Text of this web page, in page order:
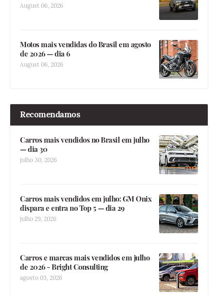
August 06, 2026
Motos mais vendidas do Brasil em agosto
de 2026 — dia 6
August 06, 2026
Recomendamos
Carros mais vendidos no Brasil em julho
— dia 30
julho 30, 2026
Carros mais vendidos em julho: GM Onix
dispara e entra no Top 5 — dia 29
julho 29, 2026
Carros e marcas mais vendidos em julho
de 2026 - Bright Consulting
agosto 03, 2026